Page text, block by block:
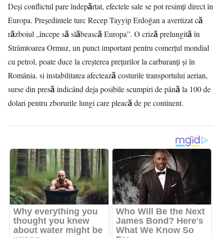
Deși conflictul pare îndepărtat, efectele sale se pot resimți direct în
Europa. Președintele turc Recep Tayyip Erdoğan a avertizat că
războiul „începe să slăbească Europa”. O criză prelungită în
Strâmtoarea Ormuz, un punct important pentru comerțul mondial
cu petrol, poate duce la creșterea prețurilor la carburanți și în
România. si instabilitatea afectează costurile transportului aerian,
surse din presă indicând deja posibile scumpiri de până la 100 de
dolari pentru zborurile lungi care pleacă de pe continent.